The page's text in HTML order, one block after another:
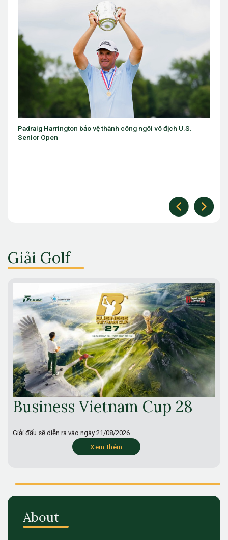
vô địch U.S.
Một lá cờ Việt Nam ở Arnold Palmer Cup và một
Giải Golf
Business Vietnam Cup 28
Giải đấu sẽ diễn ra vào ngày 21/08/2026.
Xem thêm
About